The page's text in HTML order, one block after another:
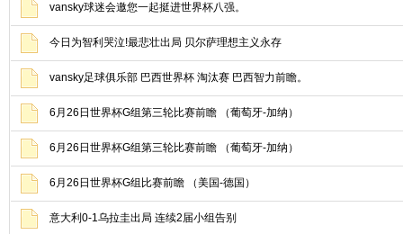
vansky球迷会邀您一起挺进世界杯八强。
今日为智利哭泣!最悲壮出局 贝尔萨理想主义永存
vansky足球俱乐部 巴西世界杯 淘汰赛 巴西智力前瞻。
6月26日世界杯G组第三轮比赛前瞻 （葡萄牙-加纳）
6月26日世界杯G组第三轮比赛前瞻 （葡萄牙-加纳）
6月26日世界杯G组比赛前瞻 （美国-德国）
意大利0-1乌拉圭出局 连续2届小组告别